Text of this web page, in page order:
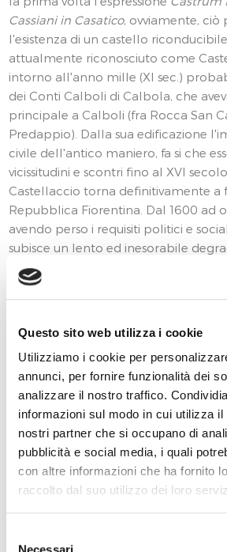
Questo sito web utilizza i cookie
Utilizziamo i cookie per
annunci, per fornire funzionalità dei
analizzare il nostro traffico.
informazioni sul modo in cui utilizza
nostri partner che si occupano di
pubblicità e social media, i quali
con altre informazioni che ha fornito
raccolto dal suo utilizzo dei loro
Necessari
Cassiani in Casatico, ovviamente,
l'esistenza di un castello
attualmente riconosciuto come
intorno all'anno mille (XI sec.)
dei Conti Calboli di Calbola, che
principale a Calboli (fra Rocca San
Predappio). Dalla sua edificazione
civile dell'antico maniero, fa si che
vicissitudini e scontri fino al XVI
Castellaccio torna definitivamente a
Repubblica Fiorentina. Dal 1600 ad
avendo perso i requisiti politici e
subisce un lento ed inesorabile
oggetto di continui crolli che lo
drasticamente nelle dimensioni e
INFORMAZIONI SULLO STATO
CONSERVAZIONE
Attualmente dell'ampio castello
altro che la sua robusta torre
simbolo del paese stesso. La torre è
parzialemnte nell'anno 2015 con un
di importo complessivo di euro
versano in uno stato di degrado, il
murature perimetrali risultano essere
parziali e da rilevanti fessurazioni.
INFORMAZIONI SULLA